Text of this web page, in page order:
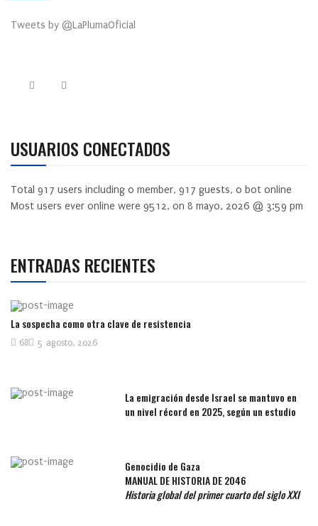
Tweets by @LaPlumaOficial
USUARIOS CONECTADOS
Total 917 users including 0 member, 917 guests, 0 bot online
Most users ever online were 9512, on 8 mayo, 2026 @ 3:59 pm
ENTRADAS RECIENTES
La sospecha como otra clave de resistencia
5 agosto, 2026
68
La emigración desde Israel se mantuvo en
un nivel récord en 2025, según un estudio
Genocidio de Gaza
MANUAL DE HISTORIA DE 2046
Historia global del primer cuarto del siglo XXI